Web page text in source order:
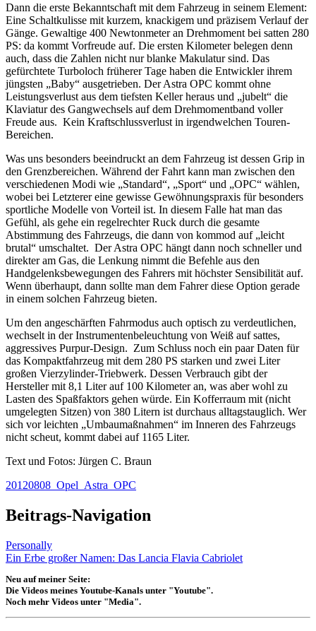
Dann die erste Bekanntschaft mit dem Fahrzeug in seinem Element:
Eine Schaltkulisse mit kurzem, knackigem und präzisem Verlauf der
Gänge. Gewaltige 400 Newtonmeter an Drehmoment bei satten 280
PS: da kommt Vorfreude auf. Die ersten Kilometer belegen denn
auch, dass die Zahlen nicht nur blanke Makulatur sind. Das
gefürchtete Turboloch früherer Tage haben die Entwickler ihrem
jüngsten „Baby“ ausgetrieben. Der Astra OPC kommt ohne
Leistungsverlust aus dem tiefsten Keller heraus und „jubelt“ die
Klaviatur des Gangwechsels auf dem Drehmomentband voller
Freude aus. Kein Kraftschlussverlust in irgendwelchen Touren-
Bereichen.
Was uns besonders beeindruckt an dem Fahrzeug ist dessen Grip in
den Grenzbereichen. Während der Fahrt kann man zwischen den
verschiedenen Modi wie „Standard“, „Sport“ und „OPC“ wählen,
wobei bei Letzterer eine gewisse Gewöhnungspraxis für besonders
sportliche Modelle von Vorteil ist. In diesem Falle hat man das
Gefühl, als gehe ein regelrechter Ruck durch die gesamte
Abstimmung des Fahrzeugs, die dann von kommod auf „leicht
brutal“ umschaltet. Der Astra OPC hängt dann noch schneller und
direkter am Gas, die Lenkung nimmt die Befehle aus den
Handgelenksbewegungen des Fahrers mit höchster Sensibilität auf.
Wenn überhaupt, dann sollte man dem Fahrer diese Option gerade
in einem solchen Fahrzeug bieten.
Um den angeschärften Fahrmodus auch optisch zu verdeutlichen,
wechselt in der Instrumentenbeleuchtung von Weiß auf sattes,
aggressives Purpur-Design. Zum Schluss noch ein paar Daten für
das Kompaktfahrzeug mit dem 280 PS starken und zwei Liter
großen Vierzylinder-Triebwerk. Dessen Verbrauch gibt der
Hersteller mit 8,1 Liter auf 100 Kilometer an, was aber wohl zu
Lasten des Spaßfaktors gehen würde. Ein Kofferraum mit (nicht
umgelegten Sitzen) von 380 Litern ist durchaus alltagstauglich. Wer
sich vor leichten „Umbaumaßnahmen“ im Inneren des Fahrzeugs
nicht scheut, kommt dabei auf 1165 Liter.
Text und Fotos: Jürgen C. Braun
20120808_Opel_Astra_OPC
Beitrags-Navigation
Personally
Ein Erbe großer Namen: Das Lancia Flavia Cabriolet
Neu auf meiner Seite:
Die Videos meines Youtube-Kanals unter "Youtube".
Noch mehr Videos unter "Media".